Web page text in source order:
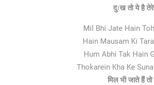
दुःख तो ये है
Mil Bhi Jate Hain
Hain Mausam Ki
Hum Abhi Tak Hain
Thokarein Kha Ke
मिल भी जाते हैं